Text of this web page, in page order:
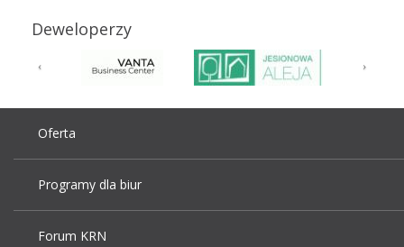
Deweloperzy
Oferta
Programy dla biur
Forum KRN